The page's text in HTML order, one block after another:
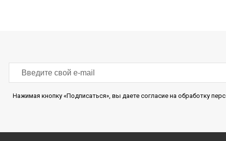
Нажимая кнопку «Подписаться», вы даете согласие на обработку